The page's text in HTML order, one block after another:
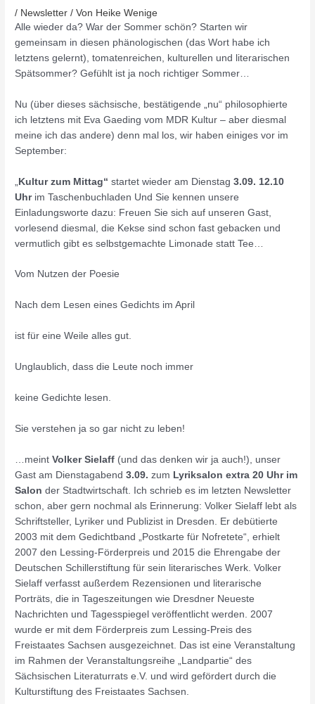
/ Newsletter / Von Heike Wenige
Alle wieder da? War der Sommer schön? Starten wir
gemeinsam in diesen phänologischen (das Wort habe ich
letztens gelernt), tomatenreichen, kulturellen und literarischen
Spätsommer? Gefühlt ist ja noch richtiger Sommer…
Nu (über dieses sächsische, bestätigende „nu“ philosophierte
ich letztens mit Eva Gaeding vom MDR Kultur – aber diesmal
meine ich das andere) denn mal los, wir haben einiges vor im
September:
Kultur zum Mittag“ startet wieder am Dienstag3.09. 12.10
Uhrim Taschenbuchladen Und Sie kennen unsere
Einladungsworte dazu: Freuen Sie sich auf unseren Gast,
vorlesend diesmal, die Kekse sind schon fast gebacken und
vermutlich gibt es selbstgemachte Limonade statt Tee…
Vom Nutzen der Poesie
Nach dem Lesen eines Gedichts im April
ist für eine Weile alles gut.
Unglaublich, dass die Leute noch immer
keine Gedichte lesen.
Sie verstehen ja so gar nicht zu leben!
…meintVolker Sielaff (und das denken wir ja auch!), unser
Gast am Dienstagabend3.09.zum Lyriksalon extra 20 Uhr im
Salon der Stadtwirtschaft. Ich schrieb es im letzten Newsletter
schon, aber gern nochmal als Erinnerung: Volker Sielaff lebt als
Schriftsteller, Lyriker und Publizist in Dresden. Er debütierte
2003 mit dem Gedichtband „Postkarte für Nofretete“, erhielt
2007 den Lessing-Förderpreis und 2015 die Ehrengabe der
Deutschen Schillerstiftung für sein literarisches Werk. Volker
Sielaff verfasst außerdem Rezensionen und literarische
Porträts, die in Tageszeitungen wie Dresdner Neueste
Nachrichten und Tagesspiegel veröffentlicht werden. 2007
wurde er mit dem Förderpreis zum Lessing-Preis des
Freistaates Sachsen ausgezeichnet. Das ist eine Veranstaltung
im Rahmen der Veranstaltungsreihe „Landpartie“ des
Sächsischen Literaturrats e.V. und wird gefördert durch die
Kulturstiftung des Freistaates Sachsen.